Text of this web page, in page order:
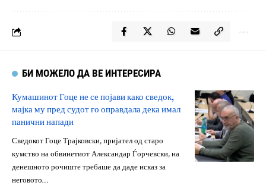
БИ МОЖЕЛО ДА ВЕ ИНТЕРЕСИРА
Кумашинот Гоце не се појави како сведок,
мајка му пред судот го оправдала дека имал
панични напади
Сведокот Гоце Трајковски, пријател од старо
кумство на обвинетиот Александар Ѓорчевски, на
денешното рочиште требаше да даде исказ за
неговото…